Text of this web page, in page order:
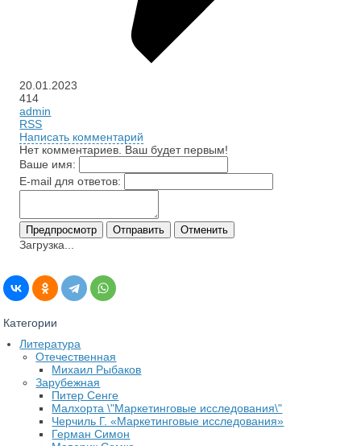
20.01.2023
414
admin
RSS
Написать комментарий
Нет комментариев. Ваш будет первым!
Ваше имя:
E-mail для ответов:
Загрузка...
Категории
Литература
Отечественная
Михаил Рыбаков
Зарубежная
Питер Сенге
Малхорта \"Маркетинговые исследования\"
Черчиль Г. «Маркетинговые исследования»
Герман Симон